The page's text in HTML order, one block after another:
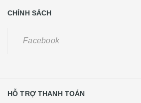
CHÍNH SÁCH
Facebook
HỖ TRỢ THANH TOÁN